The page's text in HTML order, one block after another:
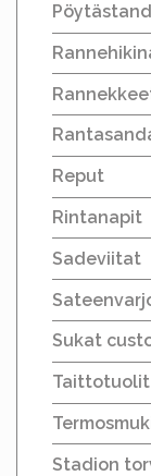
Reput
Rintanapit
Sadeviitat
Sukat
Stadion